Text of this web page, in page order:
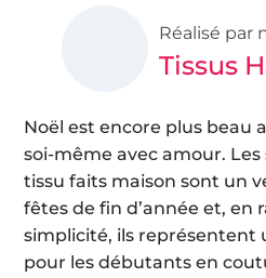
Réalisé par
Tissus
Noël est encore plus beau
soi-même avec amour. Les
tissu faits maison sont un
fêtes de fin d’année et, en
simplicité, ils représentent
pour les débutants en